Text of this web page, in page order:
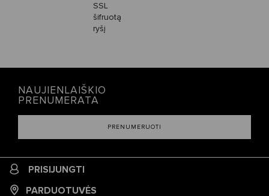
SSL
šifruotą
ryšį
NAUJIENLAIŠKIO
PRENUMERATA
PRENUMERUOTI
PRISIJUNGTI
PARDUOTUVĖS